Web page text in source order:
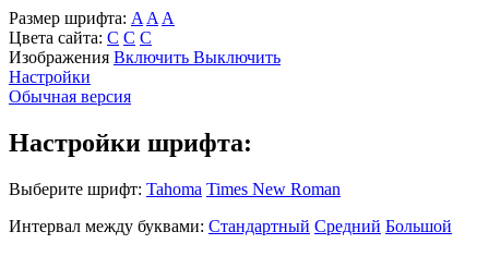
Размер шрифта: A A A
Цвета сайта: С С С
Изображения Включить Выключить
Настройки
Обычная версия
Настройки шрифта:
Выберите шрифт: Tahoma Times New Roman
Интервал между буквами: Стандартный Средний Большой